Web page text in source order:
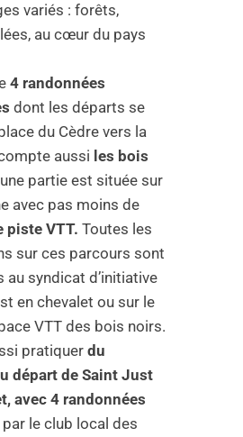
variés : forêts,
au cœur du pays
4 randonnées
dont les départs se
du Cèdre vers la
aussi les bois
partie est située sur
avec pas moins de
piste VTT.Toutes les
sur ces parcours sont
au syndicat d’initiative
en chevalet ou sur le
VTT des bois noirs.
pratiquerdu
départ de Saint Just
avec 4 randonnées
le club local des